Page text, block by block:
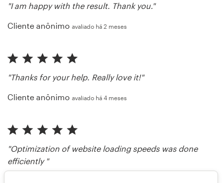
"I am happy with the result. Thank you."
Cliente anônimo avaliado há 2 meses
"Thanks for your help. Really love it!"
Cliente anônimo avaliado há 4 meses
"Optimization of website loading speeds was done
efficiently "